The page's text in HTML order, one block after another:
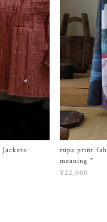
rūpa print
meaning "
¥22,000